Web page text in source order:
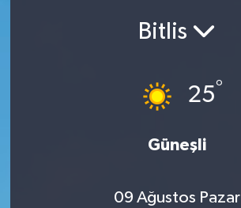
Bitlis
25°
Güneşli
09 Ağustos Pazar